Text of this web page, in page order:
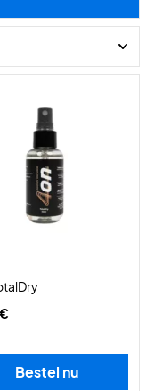
Bestel nu